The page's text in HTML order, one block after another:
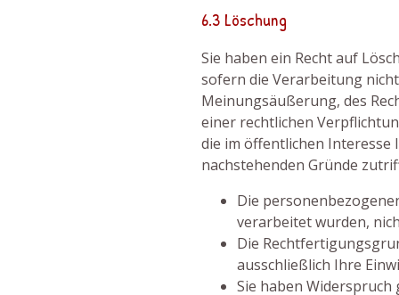
6.3 Löschung
Sie haben ein Recht auf
sofern die Verarbeitung
Meinungsäußerung, des
einer rechtlichen
die im öffentlichen
nachstehenden Gründe
Die
verarbeitet wurden,
Die
ausschließlich Ihre
Sie haben